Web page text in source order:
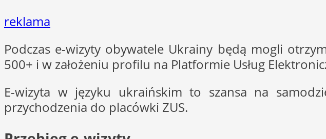
reklama
Podczas e-wizyty obywatele Ukrainy będą mogli
500+ i w założeniu profilu na Platformie Usług
E-wizyta w języku ukraińskim to szansa na
przychodzenia do placówki ZUS.